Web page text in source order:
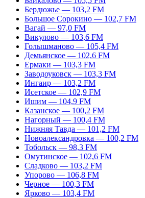
Бердюжье — 103,2 FM
Большое Сорокино — 102,7 FM
Вагай — 97,0 FM
Викулово — 103,6 FM
Голышманово — 105,4 FM
Демьянское — 102,6 FM
Ермаки — 103,3 FM
Заводоуковск — 103,3 FM
Ингаир — 103,2 FM
Исетское — 102,9 FM
Ишим — 104,9 FM
Казанское — 100,2 FM
Нагорный — 100,4 FM
Нижняя Тавда — 101,2 FM
Новоалександровка — 100,2 FM
Тобольск — 98,3 FM
Омутинское — 102,6 FM
Сладково — 103,2 FM
Упорово — 106,8 FM
Черное — 100,3 FM
Ярково — 103,4 FM